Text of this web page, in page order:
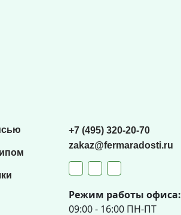
+7 (495) 320-20-70
zakaz@fermaradosti.ru
Режим работы офиса:
09:00 - 16:00 ПН-ПТ